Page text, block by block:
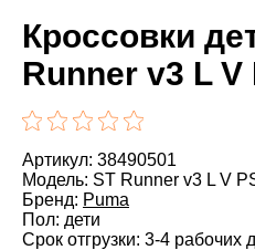
Кроссовки
Runner v3 L V
Артикул: 38490501
Модель: ST Runner v3 L V
Бренд: Puma
Пол: дети
Срок отгрузки: 3-4 рабочих